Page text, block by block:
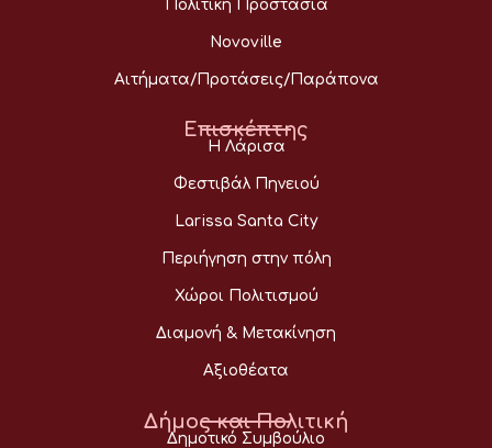
Πολιτική Προστασία
Novoville
Αιτήματα/Προτάσεις/Παράπονα
Επισκέπτης
Η Λάρισα
Φεστιβάλ Πηνειού
Larissa Santa City
Περιήγηση στην πόλη
Χώροι Πολιτισμού
Διαμονή & Μετακίνηση
Αξιοθέατα
Δήμος και Πολιτική
Δημοτικό Συμβούλιο